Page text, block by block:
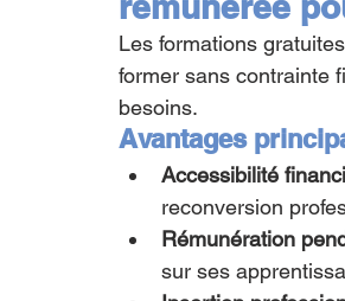
Les formations
former sans contrainte
besoins.
Avantages
Accessibilité
reconversion
Rémunération
sur ses